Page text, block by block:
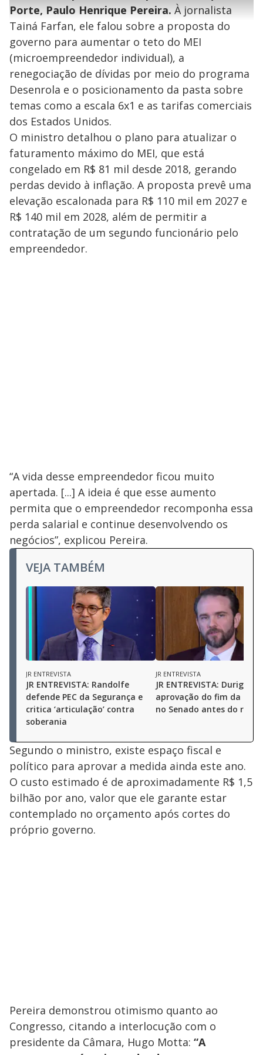
a
y
V
i
d
e
o
g
u
d
o
e
g
n
d
s
u
d
Porte, Paulo Henrique Pereira.À jornalista
Tainá Farfan, ele falou sobre a proposta do
governo para aumentar o teto do MEI
(microempreendedor individual), a
renegociação de dívidas por meio do programa
Desenrola e o posicionamento da pasta sobre
temas como a escala 6x1 e as tarifas comerciais
dos Estados Unidos.
O ministro detalhou o plano para atualizar o
faturamento máximo do MEI, que está
congelado em R$ 81 mil desde 2018, gerando
perdas devido à inflação. A proposta prevê uma
elevação escalonada para R$ 110 mil em 2027 e
R$ 140 mil em 2028, além de permitir a
contratação de um segundo funcionário pelo
empreendedor.
“A vida desse empreendedor ficou muito
apertada. [...] A ideia é que esse aumento
permita que o empreendedor recomponha essa
perda salarial e continue desenvolvendo os
negócios”, explicou Pereira.
VEJA TAMBÉM
JR ENTREVISTA
JR ENTREVISTA: Randolfe
defende PEC da Segurança e
critica ‘articulação’ contra
soberania
JR ENTREVISTA
JR ENTREVISTA: Durigan
aprovação do fim da
no Senado antes do
Segundo o ministro, existe espaço fiscal e
político para aprovar a medida ainda este ano.
O custo estimado é de aproximadamente R$ 1,5
bilhão por ano, valor que ele garante estar
contemplado no orçamento após cortes do
próprio governo.
Pereira demonstrou otimismo quanto ao
Congresso, citando a interlocução com o
presidente da Câmara, Hugo Motta: “A